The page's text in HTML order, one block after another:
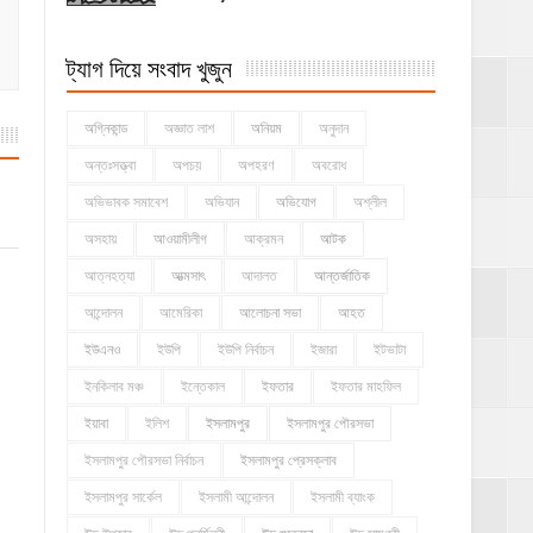
ট্যাগ দিয়ে সংবাদ খুজুন
অগ্নিকান্ড অজ্ঞাত লাশ অনিয়ম অনুদান
অন্তঃসত্ত্বা অপচয় অপহরণ অবরোধ
অভিভাবক সমাবেশ অভিযান অভিযোগ অশ্লীল
অসহায় আওয়ামীলীগ আক্রমন আটক
আত্নহত্যা আত্মসাৎ আদালত আন্তর্জাতিক
আন্দোলন আমেরিকা আলোচনা সভা আহত
ইউএনও ইউপি ইউপি নির্বাচন ইজারা ইটভাটা
ইনকিলাব মঞ্চ ইন্তেকাল ইফতার ইফতার মাহফিল
ইয়াবা ইলিশ ইসলামপুর ইসলামপুর পৌরসভা
ইসলামপুর পৌরসভা নির্বাচন ইসলামপুর প্রেসক্লাব
ইসলামপুর সার্কেল ইসলামী আন্দোলন ইসলামী ব্যাংক